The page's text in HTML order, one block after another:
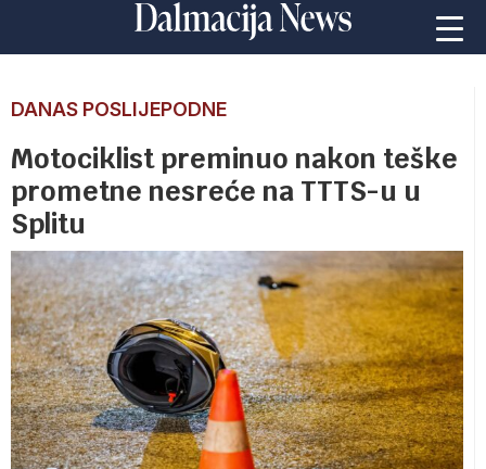
DANAS POSLIJEPODNE
Motociklist preminuo nakon teške
prometne nesreće na TTTS-u u
Splitu